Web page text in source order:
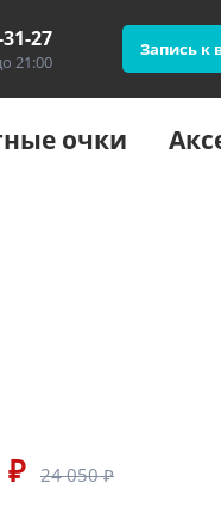
27
21:00
Запись к
очки
₽ 24 050 ₽